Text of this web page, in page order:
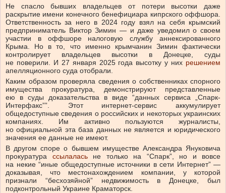
Не спасло бывших владельцев от потери высотки даже
раскрытие имени конечного бенефициара кипрского оффшора.
Ответственность за него в 2024 году взял на себя крымский
предприниматель Виктор Зимин — и даже уведомил о своем
участии в оффшоре налоговую службу аннексированного
Крыма. Но в то, что именно крымчанин Зимин фактически
контролирует владельцев высотки в Донецке, суды
не поверили. И 27 января 2025 года высотку у них решением
апелляционного суда отобрали.
Каким образом проверяла сведения о собственниках спорного
имущества прокуратура, демонстрируют представленные
ею в суды доказательства в виде “данных сервиса „Спарк-
Интерфакс””. Этот интернет-сервис аккумулирует
общедоступные сведения о российских и некоторых украинских
компаниях. Им активно пользуются журналисты,
но официальной эта база данных не является и юридического
значения ее данные не имеют.
В другом споре о бывшем имуществе Александра Януковича
прокуратура ссылалась не только на “Спарк”, но и вовсе
на некие “иные общедоступные источники в сети Интернет” —
доказывая, что местонахождением компании, у которой
признали “бесхозяйной” недвижимость в Донецке, был
подконтрольный Украине Краматорск.